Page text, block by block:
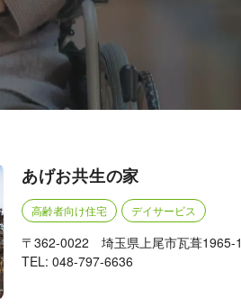
あげお共生の家
高齢者向け住宅 デイサービス
〒362-0022 埼玉県上尾市瓦葺1965-1
TEL: 048-797-6636